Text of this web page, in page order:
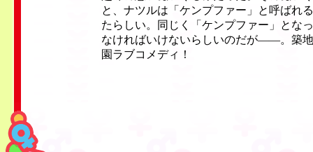
と、ナツルは「ケンプファー」と呼ばれ
たらしい。同じく「ケンプファー」とな
なければいけないらしいのだが——。築
園ラブコメディ！